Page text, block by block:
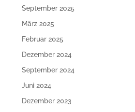
September 2025
März 2025
Februar 2025
Dezember 2024
September 2024
Juni 2024
Dezember 2023